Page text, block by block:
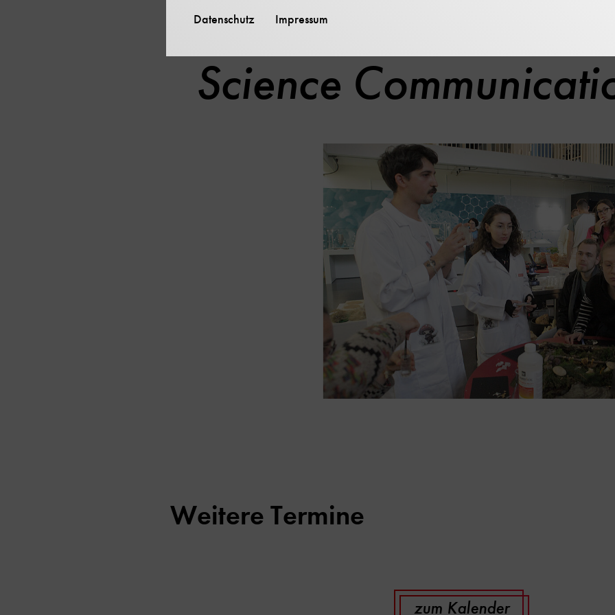
Science
Weitere Termine
zum Kalender
Datenschutz Impressum